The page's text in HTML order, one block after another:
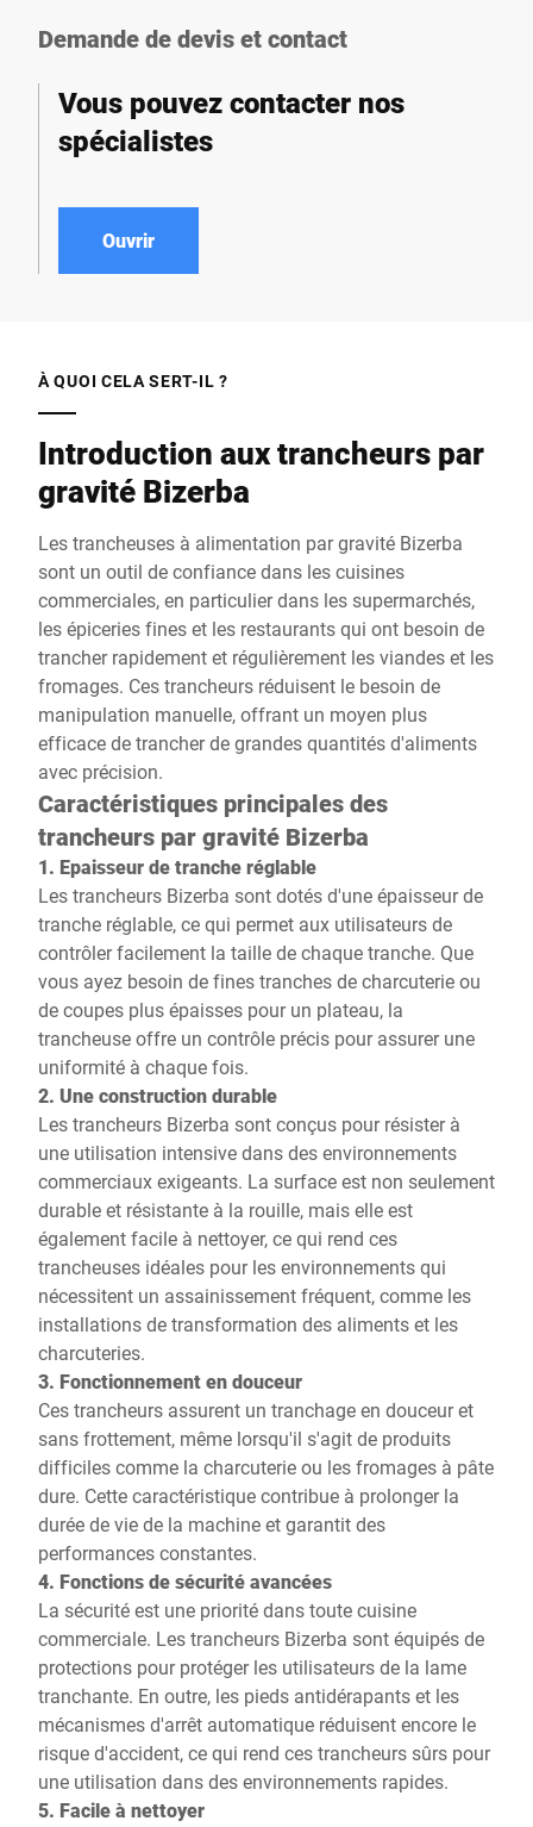
contrôle intelligent des
est très économe en
énergie. En mode manuel,
l'assistance du moteur
trancher tous les produits
de charcuterie et fromage,
Demande de devis et contact
Vous pouvez contacter nos
spécialistes
Ouvrir
À QUOI CELA SERT-IL ?
Introduction aux trancheurs par
gravité Bizerba
Les trancheuses à alimentation par gravité Bizerba
sont un outil de confiance dans les cuisines
commerciales, en particulier dans les supermarchés,
les épiceries fines et les restaurants qui ont besoin de
trancher rapidement et régulièrement les viandes et les
fromages. Ces trancheurs réduisent le besoin de
manipulation manuelle, offrant un moyen plus
efficace de trancher de grandes quantités d'aliments
avec précision.
Caractéristiques principales des
trancheurs par gravité Bizerba
1. Epaisseur de tranche réglable
Les trancheurs Bizerba sont dotés d'une épaisseur de
tranche réglable, ce qui permet aux utilisateurs de
contrôler facilement la taille de chaque tranche. Que
vous ayez besoin de fines tranches de charcuterie ou
de coupes plus épaisses pour un plateau, la
trancheuse offre un contrôle précis pour assurer une
uniformité à chaque fois.
2. Une construction durable
Les trancheurs Bizerba sont conçus pour résister à
une utilisation intensive dans des environnements
commerciaux exigeants. La surface est non seulement
durable et résistante à la rouille, mais elle est
également facile à nettoyer, ce qui rend ces
trancheuses idéales pour les environnements qui
nécessitent un assainissement fréquent, comme les
installations de transformation des aliments et les
charcuteries.
3. Fonctionnement en douceur
Ces trancheurs assurent un tranchage en douceur et
sans frottement, même lorsqu'il s'agit de produits
difficiles comme la charcuterie ou les fromages à pâte
dure. Cette caractéristique contribue à prolonger la
durée de vie de la machine et garantit des
performances constantes.
4. Fonctions de sécurité avancées
La sécurité est une priorité dans toute cuisine
commerciale. Les trancheurs Bizerba sont équipés de
protections pour protéger les utilisateurs de la lame
tranchante. En outre, les pieds antidérapants et les
mécanismes d'arrêt automatique réduisent encore le
risque d'accident, ce qui rend ces trancheurs sûrs pour
une utilisation dans des environnements rapides.
5. Facile à nettoyer